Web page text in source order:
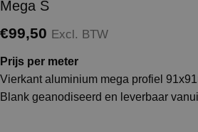
Mega S
€99,50 Excl. BTW
Prijs per meter
Vierkant aluminium mega profiel
Blank geanodiseerd en leverbaar